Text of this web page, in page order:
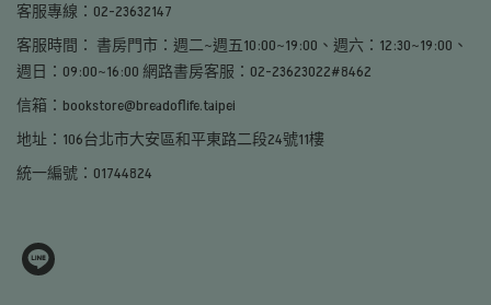
客服專線：02-23632147
客服時間： 書房門市：週二~週五10:00~19:00、週六：12:30~19:00、
週日：09:00~16:00 網路書房客服：02-23623022#8462
信箱：bookstore@breadoflife.taipei
地址：106台北市大安區和平東路二段24號11樓
統一編號：01744824